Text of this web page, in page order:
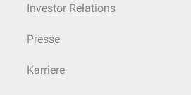
Investor Relations
Presse
Karriere